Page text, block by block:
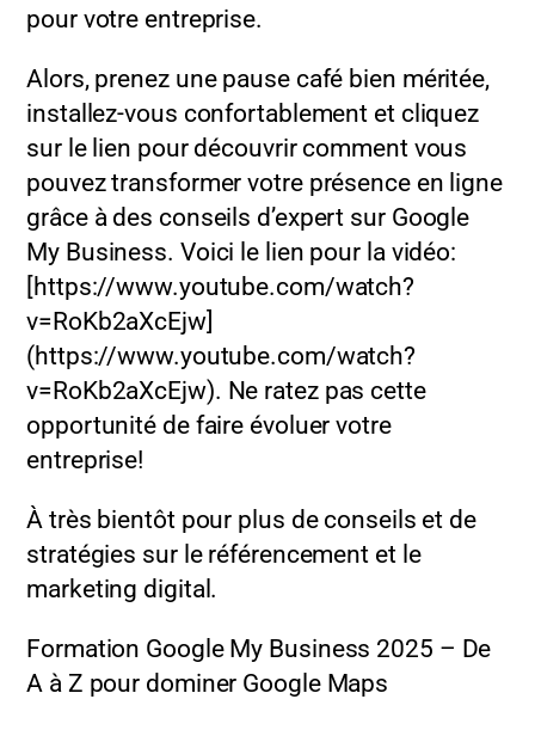
pour votre entreprise.
Alors, prenez une pause café bien méritée,
installez-vous confortablement et cliquez
sur le lien pour découvrir comment vous
pouvez transformer votre présence en ligne
grâce à des conseils d’expert sur Google
My Business. Voici le lien pour la vidéo:
[https://www.youtube.com/watch?
v=RoKb2aXcEjw]
(https://www.youtube.com/watch?
v=RoKb2aXcEjw). Ne ratez pas cette
opportunité de faire évoluer votre
entreprise!
À très bientôt pour plus de conseils et de
stratégies sur le référencement et le
marketing digital.
Formation Google My Business 2025 – De
A à Z pour dominer Google Maps